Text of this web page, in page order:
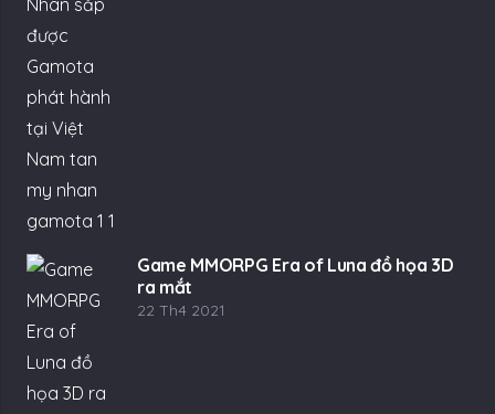
Game MMORPG Era of Luna đồ họa 3D
ra mắt
22 Th4 2021